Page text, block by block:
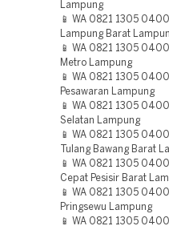
Lampung
📱 WA 0821 1305
Lampung Barat
📱 WA 0821 1305
Metro Lampung
📱 WA 0821 1305
Pesawaran Lampung
📱 WA 0821 1305
Selatan Lampung
📱 WA 0821 1305
Tulang Bawang Barat
📱 WA 0821 1305
Cepat Pesisir Barat
📱 WA 0821 1305
Pringsewu Lampung
📱 WA 0821 1305